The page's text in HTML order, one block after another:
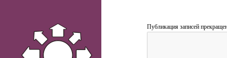
Публикация записей